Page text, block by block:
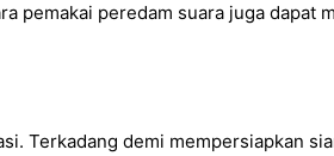
pemakai peredam suara juga dapat
Terkadang demi mempersiapkan